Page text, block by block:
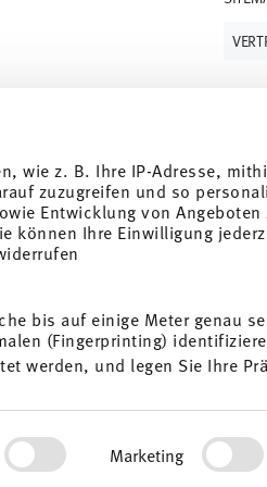
wie z. B. Ihre IP-Adresse,
zuzugreifen und so
Entwicklung von
können Ihre Einwilligung
bis auf einige Meter genau
(Fingerprinting)
werden, und legen Sie Ihre
Informationen zu Ihrer
Partner führen diese
Marketing
Datenschutzhinweise Impressum
Eine Kombination mit anderen
© 2025 Rosenthal GmbH. All rights
2.3.8
auf
i